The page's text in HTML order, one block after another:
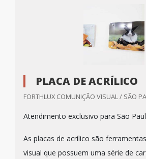
PLACA DE ACRÍLICO
FORTHLUX COMUNIÇÃO VISUAL / SÃO
Atendimento exclusivo para São
As placas de acrílico são
visual que possuem uma série de